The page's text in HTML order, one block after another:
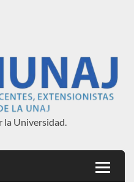
la Universidad.